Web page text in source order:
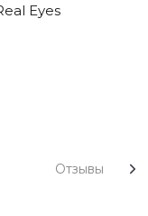
Eyes
Отзывы